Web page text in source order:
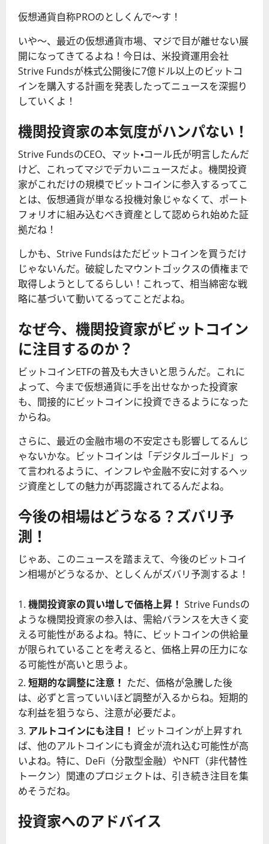
仮想通貨自称PROのとしくんで〜す！
いや〜、最近の仮想通貨市場、マジで目が離せない展
開になってきてるよね！今日は、米投資運用会社
Strive Fundsが株式公開後に7億ドル以上のビットコ
インを購入する計画を発表したってニュースを深掘り
していくよ！
機関投資家の本気度がハンパない！
Strive FundsのCEO、マット・コール氏が明言したんだ
けど、これってマジでデカいニュースだよ。機関投資
家がこれだけの規模でビットコインに参入するってこ
とは、仮想通貨が単なる投機対象じゃなくて、ポート
フォリオに組み込むべき資産として認められ始めた証
拠だね！
しかも、Strive Fundsはただビットコインを買うだけ
じゃないんだ。破綻したマウントゴックスの債権まで
取得しようとしてるらしい！これって、相当綿密な戦
略に基づいて動いてるってことだよね。
なぜ今、機関投資家がビットコイン
に注目するのか？
ビットコインETFの普及も大きいと思うんだ。これに
よって、今まで仮想通貨に手を出せなかった投資家
も、間接的にビットコインに投資できるようになった
からね。
さらに、最近の金融市場の不安定さも影響してるんじ
ゃないかな。ビットコインは「デジタルゴールド」っ
て言われるように、インフレや金融不安に対するヘッ
ジ資産としての魅力が再認識されてるんだよね。
今後の相場はどうなる？ズバリ予
測！
じゃあ、このニュースを踏まえて、今後のビットコイ
ン相場がどうなるか、としくんがズバリ予測するよ！
機関投資家の買い増しで価格上昇！ Strive Fundsの
ような機関投資家の参入は、需給バランスを大きく変
える可能性があるよね。特に、ビットコインの供給量
が限られていることを考えると、価格上昇の圧力にな
る可能性が高いと思うよ。
短期的な調整に注意！ ただ、価格が急騰した後
は、必ずと言っていいほど調整が入るからね。短期的
な利益を狙うなら、注意が必要だよ。
アルトコインにも注目！ ビットコインが上昇すれ
ば、他のアルトコインにも資金が流れ込む可能性が高
いよね。特に、DeFi（分散型金融）やNFT（非代替性
トークン）関連のプロジェクトは、引き続き注目を集
めそうだね。
投資家へのアドバイス